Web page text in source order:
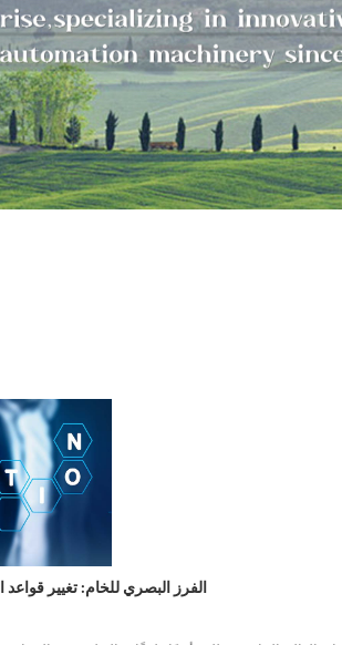
الفرز البصري للخام: تغيير قواعد